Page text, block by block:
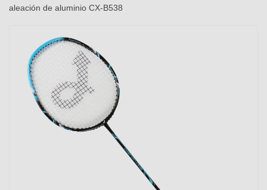
aleación de aluminio CX-B538